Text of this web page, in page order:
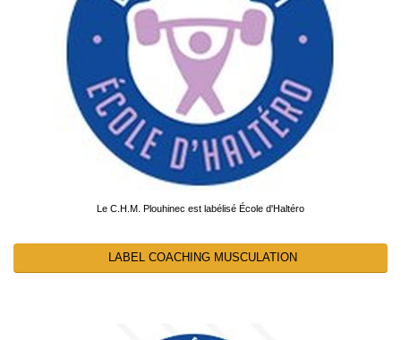
Le C.H.M. Plouhinec est labélisé École d'Haltéro
LABEL COACHING MUSCULATION